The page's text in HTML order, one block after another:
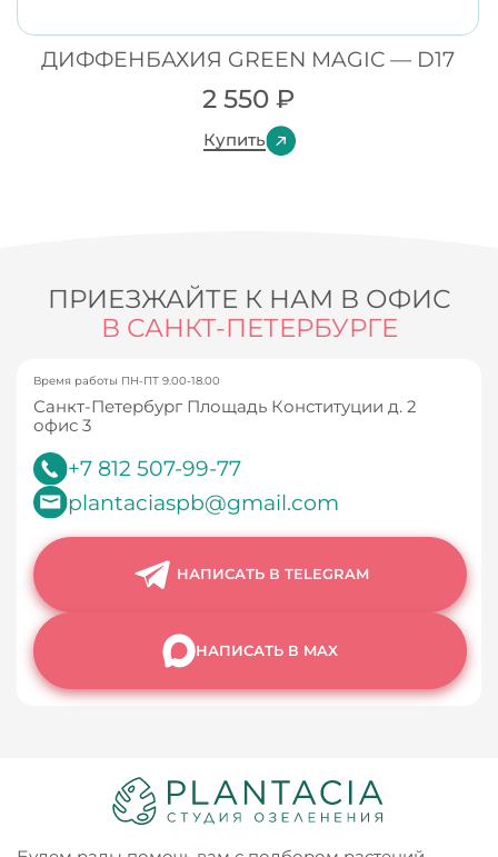
ДИФФЕНБАХИЯ GREEN MAGIC — D17
2 550 ₽
Купить
ПРИЕЗЖАЙТЕ К НАМ В ОФИС
В САНКТ-ПЕТЕРБУРГЕ
Время работы ПН-ПТ 9.00-18.00
Санкт-Петербург Площадь Конституции д. 2
офис 3
+7 812 507-99-77
plantaciaspb@gmail.com
НАПИСАТЬ В TELEGRAM
НАПИСАТЬ В MAX